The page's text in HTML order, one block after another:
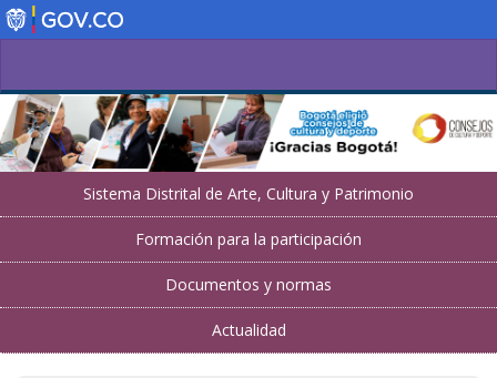
Pasar
al
Sistema Distrital de Arte, Cultura y Patrimonio
Formación para la participación
Documentos y normas
Actualidad